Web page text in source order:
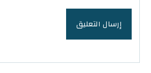
إرسال التعليق